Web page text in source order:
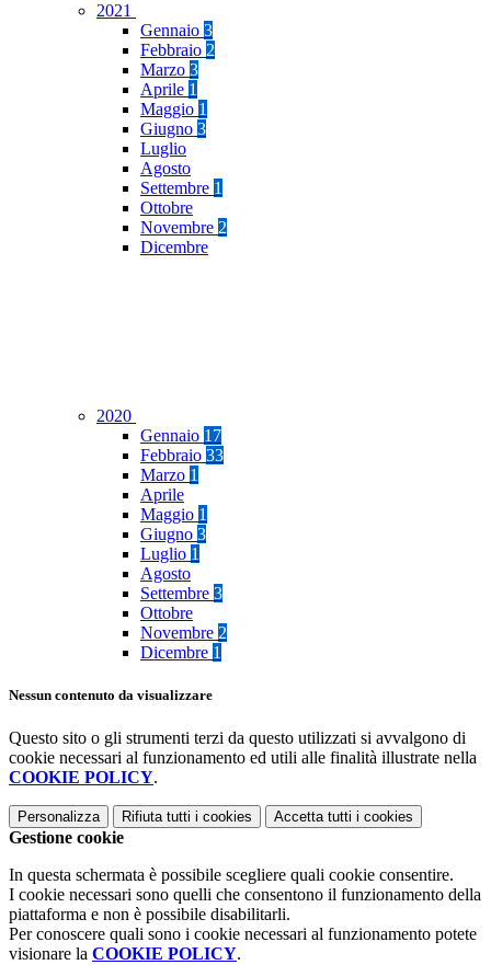
2021
Gennaio 3
Febbraio 2
Marzo 3
Aprile 1
Maggio 1
Giugno 3
Luglio
Agosto
Settembre 1
Ottobre
Novembre 2
Dicembre
2020
Gennaio 17
Febbraio 33
Marzo 1
Aprile
Maggio 1
Giugno 3
Luglio 1
Agosto
Settembre 3
Ottobre
Novembre 2
Dicembre 1
Nessun contenuto da visualizzare
Questo sito o gli strumenti terzi da questo utilizzati si avvalgono di
cookie necessari al funzionamento ed utili alle finalità illustrate nella
COOKIE POLICY.
Personalizza Rifiuta tutti i cookies Accetta tutti i cookies
Gestione cookie
In questa schermata è possibile scegliere quali cookie consentire.
I cookie necessari sono quelli che consentono il funzionamento della
piattaforma e non è possibile disabilitarli.
Per conoscere quali sono i cookie necessari al funzionamento potete
visionare la COOKIE POLICY.